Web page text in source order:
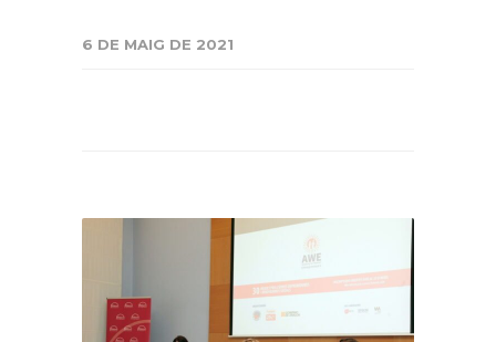
6 DE MAIG DE 2021